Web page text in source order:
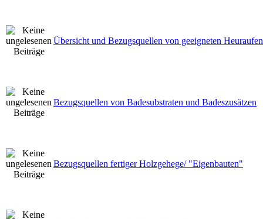
Übersicht und Bezugsquellen von geeigneten Heuraufen
Bezugsquellen von Badesubstraten und Badeszusätzen
Bezugsquellen fertiger Holzgehege/ "Eigenbauten"